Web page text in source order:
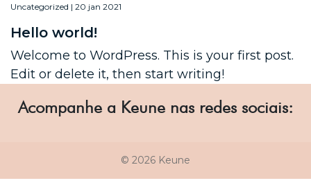
Uncategorized | 20 jan 2021
Hello world!
Welcome to WordPress. This is your first post.
Edit or delete it, then start writing!
Acompanhe a Keune nas redes sociais:
© 2026 Keune